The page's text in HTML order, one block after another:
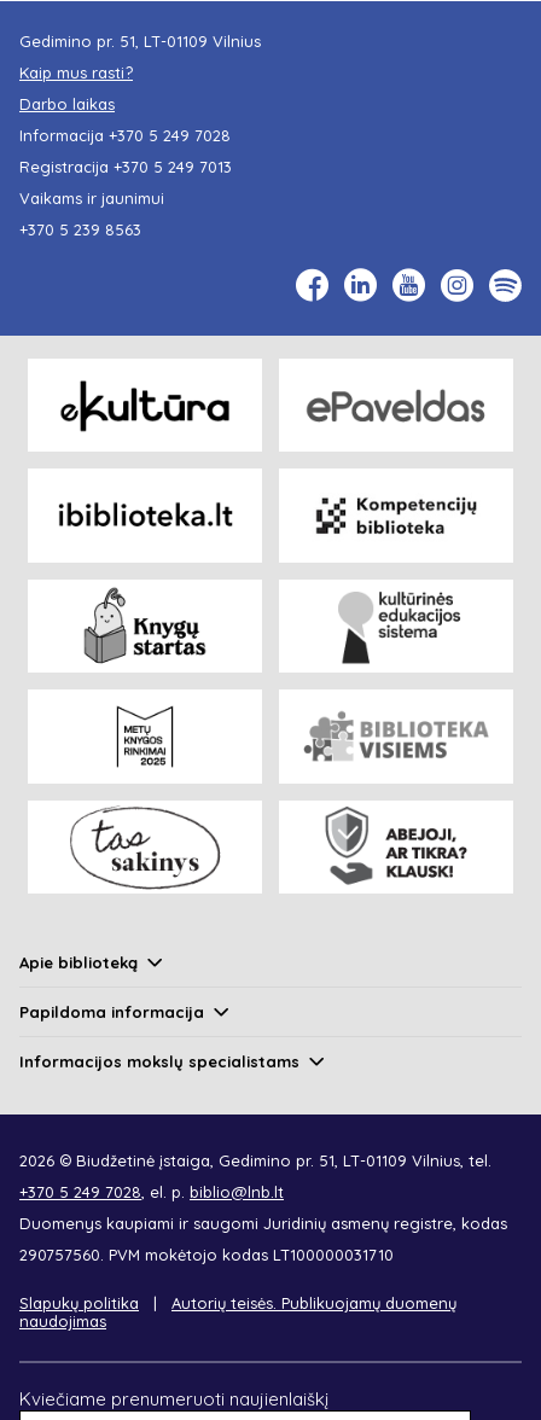
Gedimino pr. 51, LT-01109 Vilnius
Kaip mus rasti?
Darbo laikas
Informacija +370 5 249 7028
Registracija +370 5 249 7013
Vaikams ir jaunimui
+370 5 239 8563
Apie biblioteką
Papildoma informacija
Informacijos mokslų specialistams
2026 © Biudžetinė įstaiga, Gedimino pr. 51, LT-01109 Vilnius, tel.
+370 5 249 7028 , el. p. biblio@lnb.lt
Duomenys kaupiami ir saugomi Juridinių asmenų registre, kodas
290757560. PVM mokėtojo kodas LT100000031710
Slapukų politika
Autorių teisės. Publikuojamų duomenų
naudojimas
Kviečiame prenumeruoti naujienlaiškį